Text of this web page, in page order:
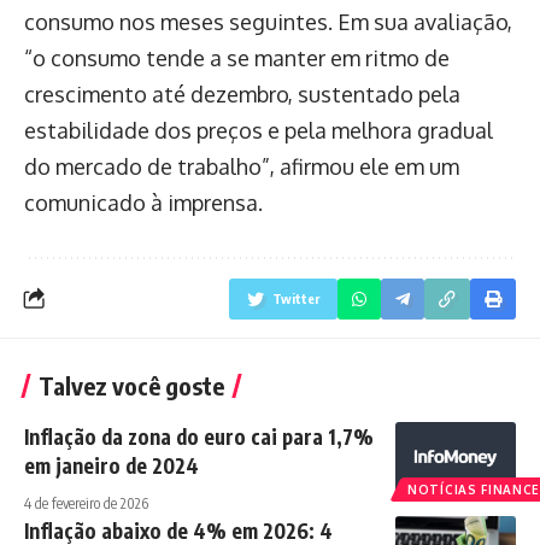
consumo nos meses seguintes. Em sua avaliação,
“o consumo tende a se manter em ritmo de
crescimento até dezembro, sustentado pela
estabilidade dos preços e pela melhora gradual
do mercado de trabalho”, afirmou ele em um
comunicado à imprensa.
Twitter
Talvez você goste
NOTÍCIAS
Inflação da zona do euro cai para 1,7%
em janeiro de 2024
4 de fevereiro de 2026
Inflação abaixo de 4% em 2026: 4